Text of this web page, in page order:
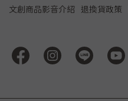
文創商品影音介紹
退換貨政策